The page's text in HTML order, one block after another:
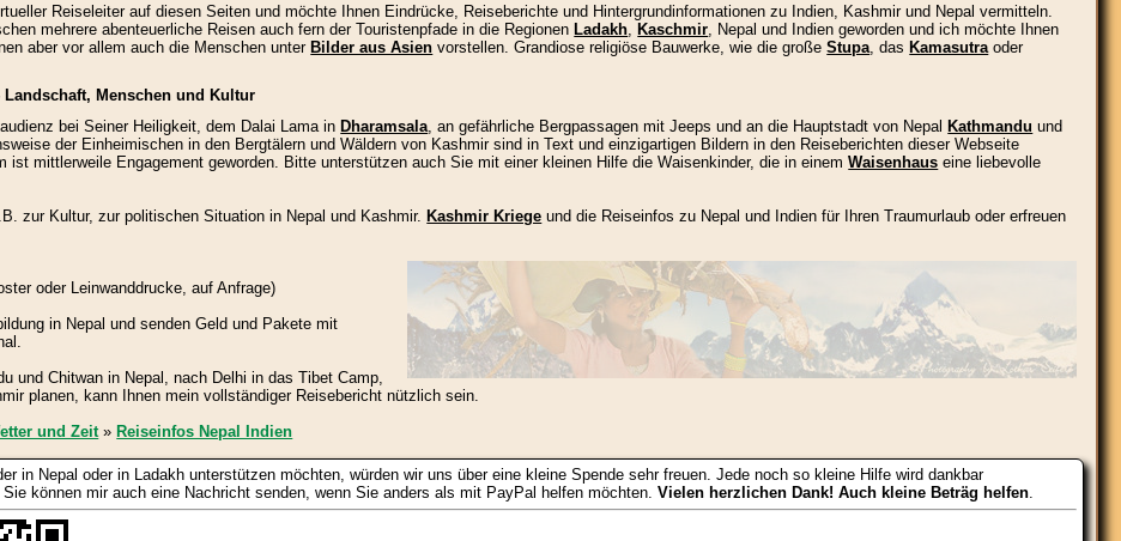
Reiseleiter auf diesen Seiten und möchte Ihnen Eindrücke, Reiseberichte und Hintergrundinformationen zu Indien, Kashmir und Nepal vermitteln.
mehrere abenteuerliche Reisen auch fern der Touristenpfade in die RegionenLadakh ,Kaschmir , Nepal und Indien geworden und ich möchte Ihnen
aber vor allem auch die Menschen unterBilder aus Asien vorstellen. Grandiose religiöse Bauwerke, wie die großeStupa , dasKamasutra oder
Menschen und Kultur
bei Seiner Heiligkeit, dem Dalai Lama in Dharamsala , an gefährliche Bergpassagen mit Jeeps und an die Hauptstadt von Nepal Kathmandu und
der Einheimischen in den Bergtälern und Wäldern von Kashmir sind in Text und einzigartigen Bildern in den Reiseberichten dieser Webseite
ist mittlerweile Engagement geworden. Bitte unterstützen auch Sie mit einer kleinen Hilfe die Waisenkinder, die in einemWaisenhaus eine liebevolle
zur Kultur, zur politischen Situation in Nepal und Kashmir. Kashmir Kriege und die Reiseinfos zu Nepal und Indien für Ihren Traumurlaub oder erfreuen
oder Leinwanddrucke, auf Anfrage)
in Nepal und senden Geld und Pakete mit
und Chitwan in Nepal, nach Delhi in das Tibet Camp,
planen, kann Ihnen mein vollständiger Reisebericht nützlich sein.
und Zeit » Reiseinfos Nepal Indien
in Nepal oder in Ladakh unterstützen möchten, würden wir uns über eine kleine Spende sehr freuen. Jede noch so kleine Hilfe wird dankbar
Sie können mir auch eine Nachricht senden, wenn Sie anders als mit PayPal helfen möchten.Vielen herzlichen Dank! Auch kleine Beträg helfen